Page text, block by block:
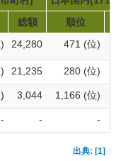
総額 順位
24,280 471 (位)
21,235 280 (位)
3,044 1,166 (位)
- - -
出典: [1]